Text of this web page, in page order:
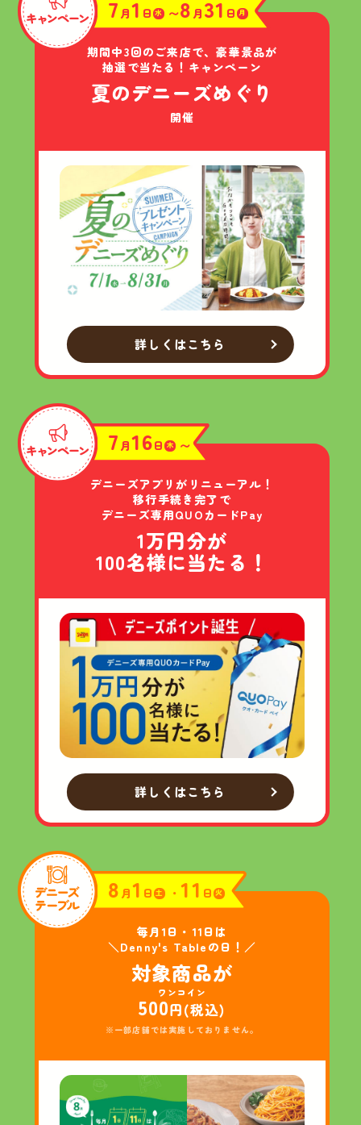
7 月1 日水 〜8 月 31 日月
期間中3回のご来店で、豪華景品が
抽選で当たる！ キャンペーン
夏のデニーズめぐり
開催
詳しくはこちら
7 月16日木 〜
デニーズアプリが リニューアル！
移行手続き完了で
デニーズ専用QUOカードPay
1万円分が
100名様に当たる！
詳しくはこちら
8 月1 日土 ・ 11 日 火
毎月1日・11日は
＼Denny's Tableの日！／
対象商品が
ワンコイン
500円(税込)
※一部店舗では実施しておりません。